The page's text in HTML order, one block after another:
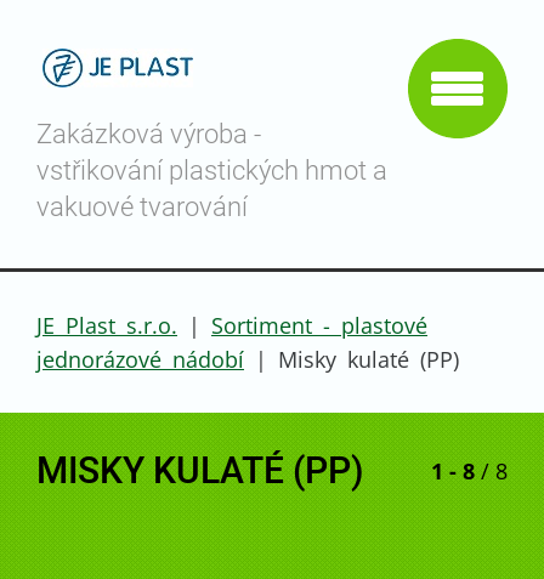
Zakázková výroba -
vstřikování plastických hmot a
vakuové tvarování
JE Plast s.r.o. | Sortiment - plastové
jednorázové nádobí | Misky kulaté (PP)
MISKY KULATÉ (PP) 1 - 8 / 8